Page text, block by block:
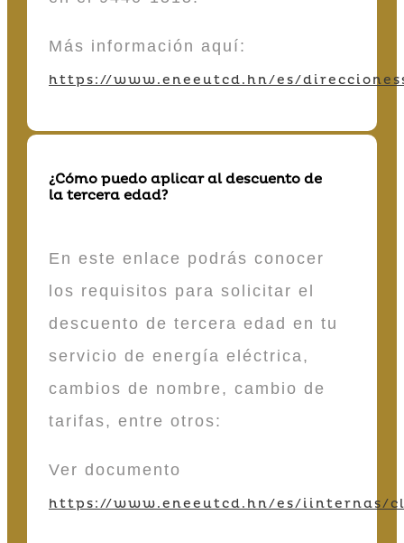
Más información aquí:
https://www.eneeutcd.hn/es/
¿Cómo puedo aplicar al descuento de
la tercera edad?
En este enlace podrás conocer
los requisitos para solicitar el
descuento de tercera edad en tu
servicio de energía eléctrica,
cambios de nombre, cambio de
tarifas, entre otros:
Ver documento
https://www.eneeutcd.hn/es/iinternas/